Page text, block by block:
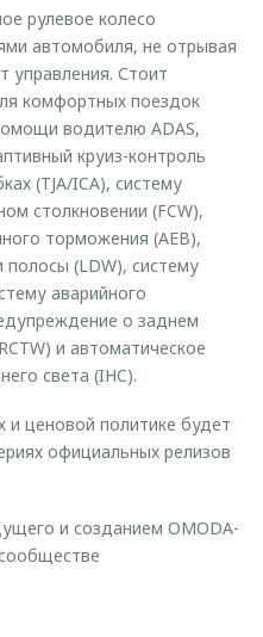
рулевое колесо
автомобиля, не отрывая
управления. Стоит
комфортных поездок
водителю ADAS,
круиз-контроль
(TJA/ICA), систему
столкновении (FCW),
торможения (AEB),
(LDW), систему
аварийного
о заднем
и автоматическое
света (IHC).
ценовой политике будет
официальных релизов
и созданием OMODA-